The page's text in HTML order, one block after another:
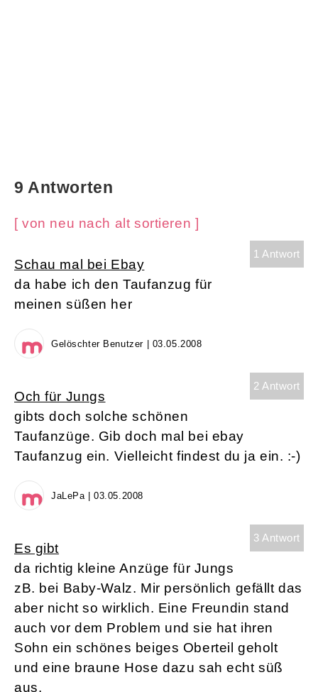
9 Antworten
[ von neu nach alt sortieren ]
1 Antwort
Schau mal bei Ebay
da habe ich den Taufanzug für
meinen süßen her
Gelöschter Benutzer | 03.05.2008
2 Antwort
Och für Jungs
gibts doch solche schönen
Taufanzüge. Gib doch mal bei ebay
Taufanzug ein. Vielleicht findest du ja ein. :-)
JaLePa | 03.05.2008
3 Antwort
Es gibt
da richtig kleine Anzüge für Jungs
zB. bei Baby-Walz. Mir persönlich gefällt das
aber nicht so wirklich. Eine Freundin stand
auch vor dem Problem und sie hat ihren
Sohn ein schönes beiges Oberteil geholt
und eine braune Hose dazu sah echt süß
aus.